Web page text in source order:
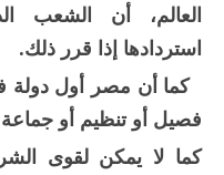
العالم، أن الشعب
استردادها إذا قرر ذلك.
كما أن مصر أول دولة فى
فصيل أو تنظيم أو جماعة
كما لا يمكن لقوى